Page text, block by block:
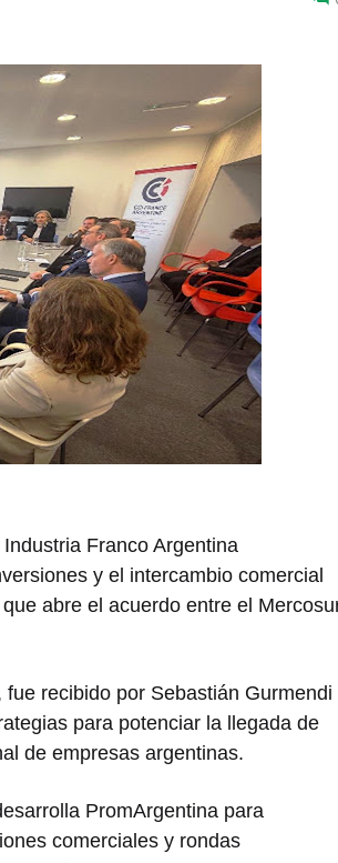
Franco Argentina
y el intercambio comercial
abre el acuerdo entre el
fue recibido por Sebastián Gurmendi
para potenciar la llegada de
de empresas argentinas.
PromArgentina para
comerciales y rondas